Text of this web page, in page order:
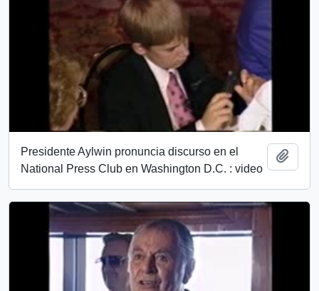
Presidente Aylwin pronuncia discurso en el
National Press Club en Washington D.C. : video